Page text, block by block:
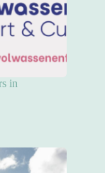
in